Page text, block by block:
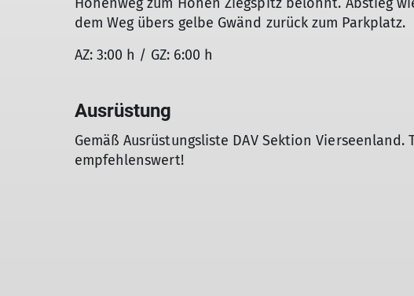
dem Weg übers gelbe Gwänd zurück zum Parkplatz.
AZ: 3:00 h / GZ: 6:00 h
Ausrüstung
Gemäß Ausrüstungsliste DAV Sektion Vierseenland.
empfehlenswert!